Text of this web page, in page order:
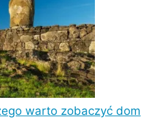
warto zobaczyć dom